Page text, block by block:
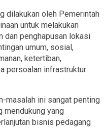
dilakukan oleh Pemerintah
untuk melakukan
dan penghapusan lokasi
umum, sosial,
ketertiban,
persoalan infrastruktur
masalah ini sangat penting
mendukung yang
bisnis pedagang